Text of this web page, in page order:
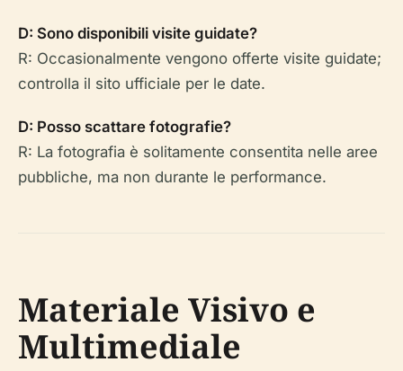
D: Sono disponibili visite guidate?
R: Occasionalmente vengono offerte visite guidate;
controlla il sito ufficiale per le date.
D: Posso scattare fotografie?
R: La fotografia è solitamente consentita nelle aree
pubbliche, ma non durante le performance.
Materiale Visivo e
Multimediale